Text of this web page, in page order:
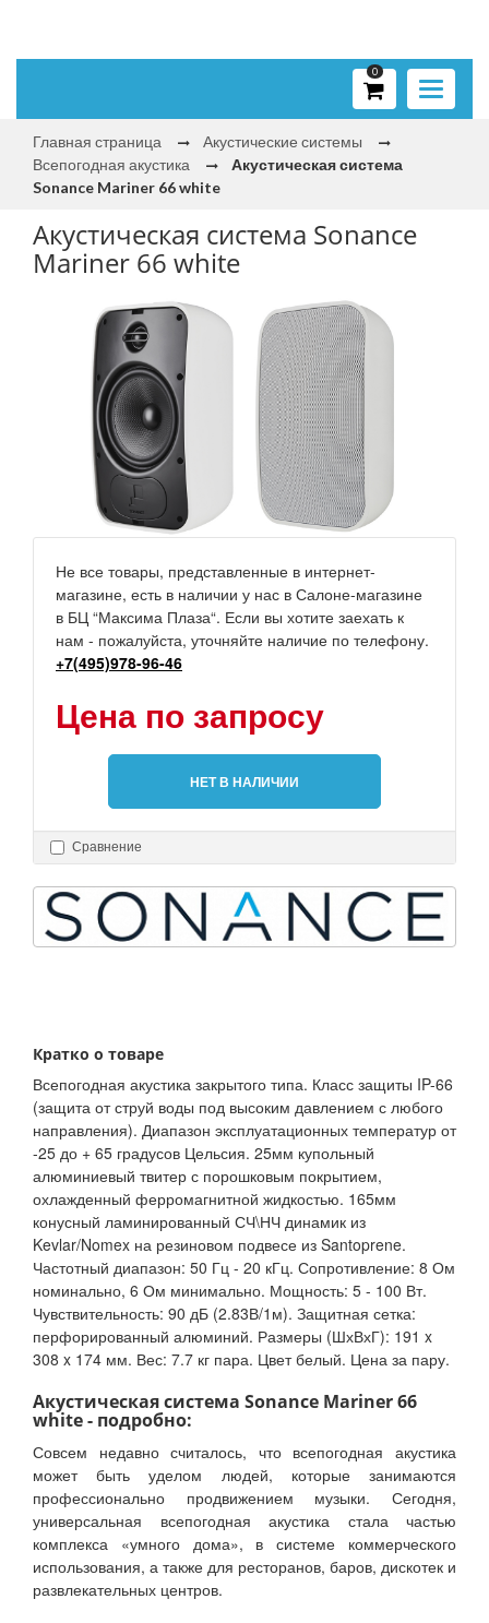
Toggle
0
Главная страница
Акустические системы
Всепогодная акустика
Акустическая система
Sonance Mariner 66 white
Акустическая система Sonance
Mariner 66 white
Не все товары, представленные в интернет-
магазине, есть в наличии у нас в Салоне-магазине
в БЦ “Максима Плаза“. Если вы хотите заехать к
нам - пожалуйста, уточняйте наличие по телефону.
+7(495)978-96-46
Цена по запросу
НЕТ В НАЛИЧИИ
Сравнение
Кратко о товаре
Всепогодная акустика закрытого типа. Класс защиты IP-66
(защита от струй воды под высоким давлением с любого
направления). Диапазон эксплуатационных температур от
-25 до + 65 градусов Цельсия. 25мм купольный
алюминиевый твитер с порошковым покрытием,
охлажденный ферромагнитной жидкостью. 165мм
конусный ламинированный СЧ\НЧ динамик из
Kevlar/Nomex на резиновом подвесе из Santoprene.
Частотный диапазон: 50 Гц - 20 кГц. Сопротивление: 8 Ом
номинально, 6 Ом минимально. Мощность: 5 - 100 Вт.
Чувствительность: 90 дБ (2.83В/1м). Защитная сетка:
перфорированный алюминий. Размеры (ШхВхГ): 191 x
308 x 174 мм. Вес: 7.7 кг пара. Цвет белый. Цена за пару.
Акустическая система Sonance Mariner 66
white - подробно:
Совсем недавно считалось, что всепогодная акустика
может быть уделом людей, которые занимаются
профессионально продвижением музыки. Сегодня,
универсальная всепогодная акустика стала частью
комплекса «умного дома», в системе коммерческого
использования, а также для ресторанов, баров, дискотек и
развлекательных центров.